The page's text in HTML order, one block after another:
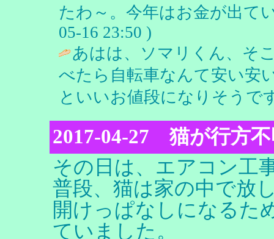
たわ～。今年はお金が出て
05-16 23:50 )
あはは、ソマリくん、そ
べたら自転車なんて安い安
といいお値段になりそうで
2017-04-27 猫が行方
その日は、エアコン工
普段、猫は家の中で放
開けっぱなしになるた
ていました。